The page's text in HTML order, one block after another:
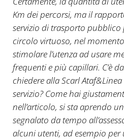
Km dei percorsi, ma il
servizio di trasporto
circolo virtuoso, nel
stimolare l’utenza ad usare
frequenti e più capillari. C’è
chiedere alla Scarl
servizio? Come hai
nell’articolo, si sta aprendo
segnalato da tempo
alcuni utenti, ad esempio per